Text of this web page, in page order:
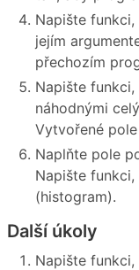
Napište
jejím
přechozím
Napište
náhodnými
Vytvořené
Naplňte pole
Napište
(histogram).
Další úkoly
Napište